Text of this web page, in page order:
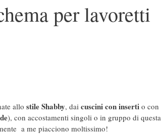
per lavoretti
allo stile Shabby, dai cuscini con inserti o con
), con accostamenti singoli o in gruppo di questa
a me piacciono moltissimo!